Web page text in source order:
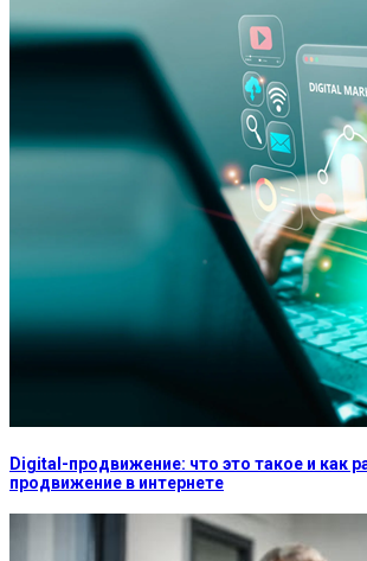
Digital-продвижение: что это такое и как
продвижение в интернете